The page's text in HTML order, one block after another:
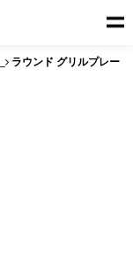
ラウンド グリルプレー